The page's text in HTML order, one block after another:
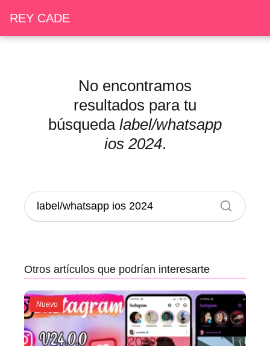
REY CADE
No encontramos
resultados para tu
búsqueda label/whatsapp
ios 2024.
Otros artículos que podrían interesarte
Nuevo